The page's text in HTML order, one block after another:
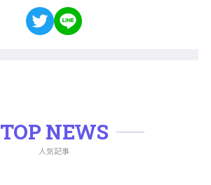
TOP NEWS
人気記事